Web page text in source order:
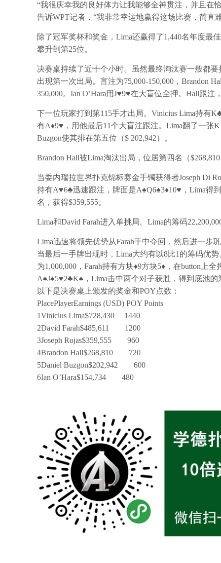
“我很庆幸我的良好体力让我能够全神贯注，并且在
告诉WPT记者，“我非常幸运地赢得这场比赛，简直
除了冠军奖杯和奖金，Lima还赢得了1,440名年度最
攀升到第25位。
决赛桌持续了近十个小时。虽然最终淘汰赛一般都
出现第一次出局。盲注为75,000-150,000，Brandon
350,000。Ian O’Hara用J♥9♥在大盲位全押。Hall跟注
下一位玩家打到第115手才出局。Vinicius Lima持有
有A♦9♥，用他最后11个大盲注跟注。Lima翻了一张
Buzgon使其排在第五位（$ 202,942）。
Brandon Hall被Lima淘汰出局，位居第四名（
当委内瑞拉世界扑克锦标赛金手镯获得者Joseph Di
持有A♥6♣迅速跟注，牌面是A♠Q6♠3♦10♥，Lima得
名，获得$359,555。
Lima和David Farah进入单挑局。Lima的筹码
Lima迅速将领先优势从Farah手中夺回，然后进一步
当最后一手牌出现时，Lima大约有以8比1的筹码优势
为1,000,000，Farah持有方块♦9方块5♦，在button上
A♠J♠5♥2♣K♠，Lima击中两个对子获胜，得到底池的
以下是决赛桌上颁发的奖金和POY点数：
PlacePlayerEarnings (USD) POY Points
1Vinicius Lima$728,430 1440
2David Farah$485,611
1200
3Joseph Rojas$359,555 960
4Brandon Hall$268,810 720
5Daniel Buzgon$202,942 600
6Ian O’Hara$154,734 480